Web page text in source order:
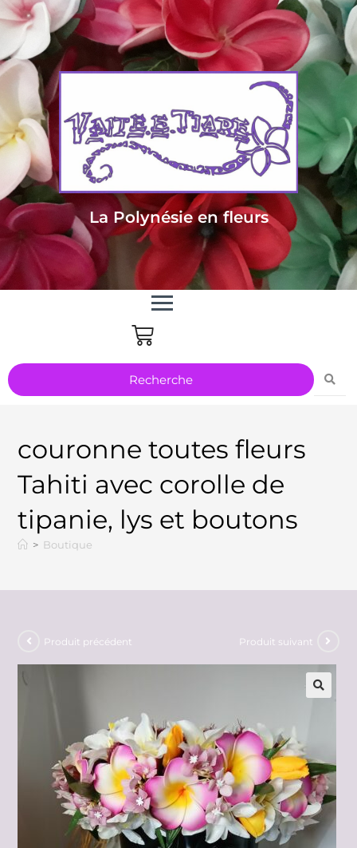
Livraison sous 24/48h en Métropole - Frais de livraison offert dès 85
euros d'achat en Métropole, dès 150 euros pour le reste du monde
La Polynésie en fleurs
couronne toutes fleurs
Tahiti avec corolle de
tipanie, lys et boutons
> Boutique
Produit précédent Produit suivant